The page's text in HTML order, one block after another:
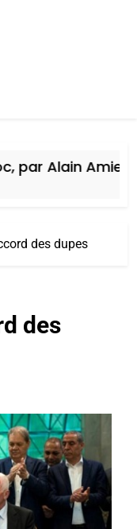
Alain Amiel
des dupes
des